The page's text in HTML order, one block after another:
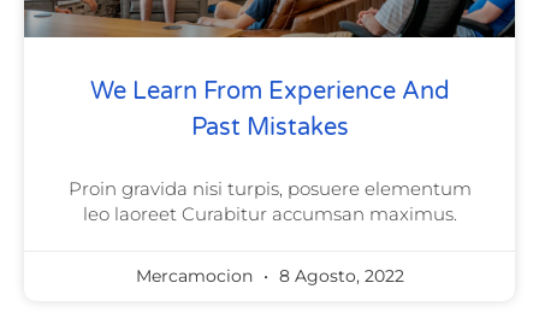
We Learn From Experience And
Past Mistakes
Proin gravida nisi turpis, posuere elementum
leo laoreet Curabitur accumsan maximus.
Mercamocion 8 Agosto, 2022